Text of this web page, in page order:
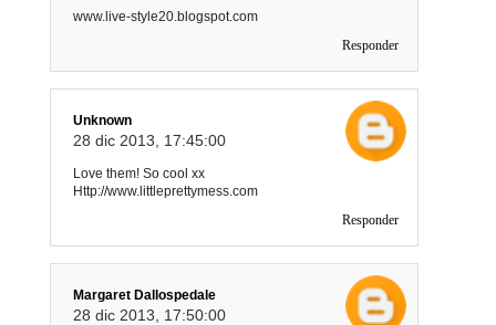
www.live-style20.blogspot.com
Responder
Unknown
28 dic 2013, 17:45:00
Love them! So cool xx
Http://www.littleprettymess.com
Responder
Margaret Dallospedale
28 dic 2013, 17:50:00